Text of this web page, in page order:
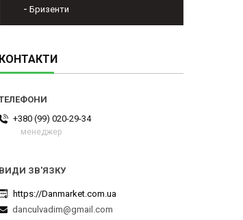
Бризенти
КОНТАКТИ
+380 (99) 020-29-34
менеджер
https://Danmarket.com.ua
danculvadim@gmail.com